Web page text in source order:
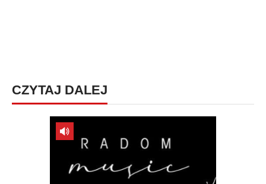
CZYTAJ DALEJ